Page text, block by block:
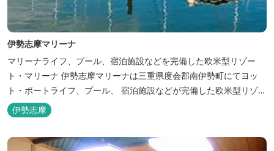
伊勢志摩マリーナ
マリーナライフ、プール、宿泊施設などを完備した欧米型リゾー
ト・マリーナ 伊勢志摩マリーナは三重県度会郡南伊勢町にてヨッ
ト・ボートライフ、プール、 宿泊施設などが完備した欧米型リゾー
ト・マリーナの管理・運営を行っております。
伊勢志摩